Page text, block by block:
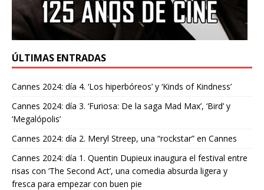
ÚLTIMAS ENTRADAS
Cannes 2024: día 4. ‘Los hiperbóreos’ y ‘Kinds of Kindness’
Cannes 2024: día 3. ‘Furiosa: De la saga Mad Max’, ‘Bird’ y
‘Megalópolis’
Cannes 2024: día 2. Meryl Streep, una “rockstar” en Cannes
Cannes 2024: día 1. Quentin Dupieux inaugura el festival entre
risas con ‘The Second Act’, una comedia absurda ligera y
fresca para empezar con buen pie